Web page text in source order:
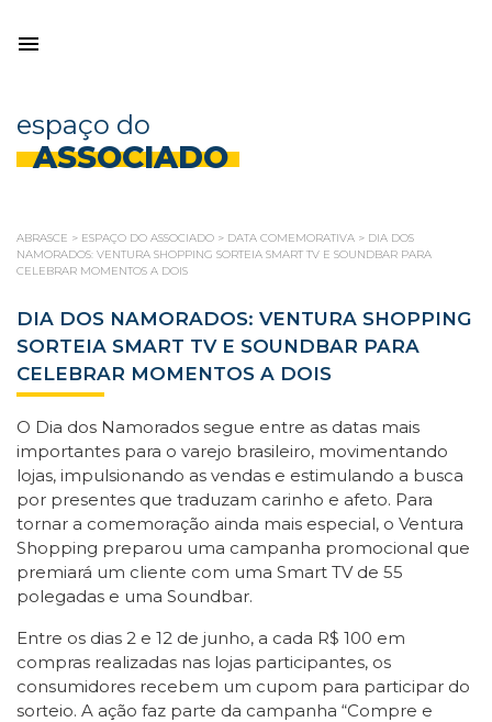
espaço do
ASSOCIADO
ABRASCE > ESPAÇO DO ASSOCIADO > DATA COMEMORATIVA > DIA DOS
NAMORADOS: VENTURA SHOPPING SORTEIA SMART TV E SOUNDBAR PARA
CELEBRAR MOMENTOS A DOIS
DIA DOS NAMORADOS: VENTURA SHOPPING
SORTEIA SMART TV E SOUNDBAR PARA
CELEBRAR MOMENTOS A DOIS
O Dia dos Namorados segue entre as datas mais
importantes para o varejo brasileiro, movimentando
lojas, impulsionando as vendas e estimulando a busca
por presentes que traduzam carinho e afeto. Para
tornar a comemoração ainda mais especial, o Ventura
Shopping preparou uma campanha promocional que
premiará um cliente com uma Smart TV de 55
polegadas e uma Soundbar.
Entre os dias 2 e 12 de junho, a cada R$ 100 em
compras realizadas nas lojas participantes, os
consumidores recebem um cupom para participar do
sorteio. A ação faz parte da campanha “Compre e